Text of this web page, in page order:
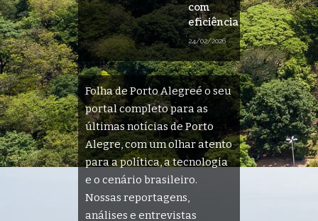
com
eficiência
24/02/2026
Folha de Porto Alegreé o seu
portal completo para as
últimas notícias de Porto
Alegre, com um olhar atento
para a política, a tecnologia
e o cenário brasileiro.
Nossas reportagens,
análises e entrevistas